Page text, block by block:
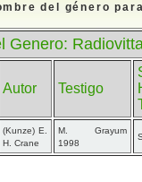
del género
Genero:
Autor Testigo
(Kunze) E.
H. Crane
M. Grayum
1998